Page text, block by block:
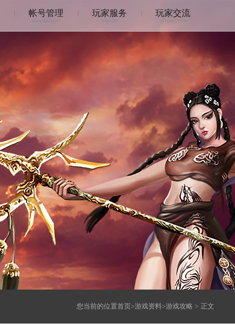
帐号管理
MANAGEMENT
玩家服务
SERVICES
玩家交流
INTERACTION
您当前的位置首页>游戏资料>游戏攻略 > 正文